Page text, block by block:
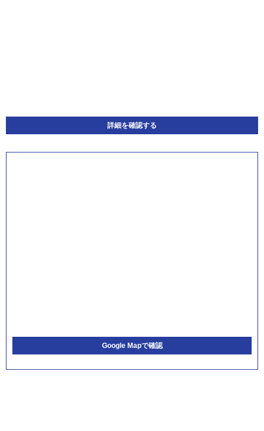
詳細を確認する
Google Mapで確認